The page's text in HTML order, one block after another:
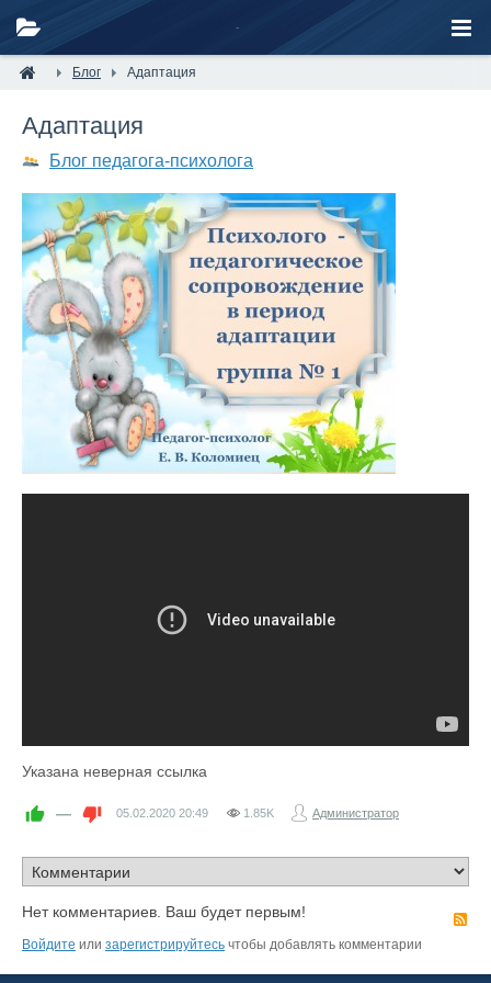
Блог Адаптация
Адаптация
Блог педагога-психолога
Указана неверная ссылка
— 05.02.2020 20:49 1.85K Администратор
Нет комментариев. Ваш будет первым!
Войдите или зарегистрируйтесь чтобы добавлять комментарии